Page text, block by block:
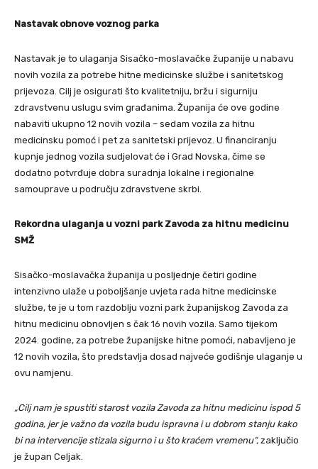
Nastavak obnove voznog parka
Nastavak je to ulaganja Sisačko-moslavačke županije u nabavu
novih vozila za potrebe hitne medicinske službe i sanitetskog
prijevoza. Cilj je osigurati što kvalitetniju, bržu i sigurniju
zdravstvenu uslugu svim građanima. Županija će ove godine
nabaviti ukupno 12 novih vozila – sedam vozila za hitnu
medicinsku pomoć i pet za sanitetski prijevoz. U financiranju
kupnje jednog vozila sudjelovat će i Grad Novska, čime se
dodatno potvrđuje dobra suradnja lokalne i regionalne
samouprave u području zdravstvene skrbi.
Rekordna ulaganja u vozni park Zavoda za hitnu medicinu
SMŽ
Sisačko-moslavačka županija u posljednje četiri godine
intenzivno ulaže u poboljšanje uvjeta rada hitne medicinske
službe, te je u tom razdoblju vozni park županijskog Zavoda za
hitnu medicinu obnovljen s čak 16 novih vozila. Samo tijekom
2024. godine, za potrebe županijske hitne pomoći, nabavljeno je
12 novih vozila, što predstavlja dosad najveće godišnje ulaganje u
ovu namjenu.
„Cilj nam je spustiti starost vozila Zavoda za hitnu medicinu ispod 5
godina, jer je važno da vozila budu ispravna i u dobrom stanju kako
bi na intervencije stizala sigurno i u što kraćem vremenu“, zaključio
je župan Celjak.